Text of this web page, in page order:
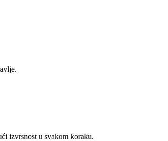
izvrsnost u svakom koraku.